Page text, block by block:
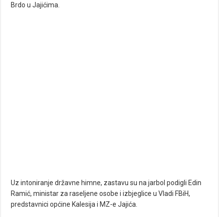
Brdo u Jajićima.
Uz intoniranje državne himne, zastavu su na jarbol podigli Edin
Ramić, ministar za raseljene osobe i izbjeglice u Vladi FBiH,
predstavnici općine Kalesija i MZ-e Jajića.